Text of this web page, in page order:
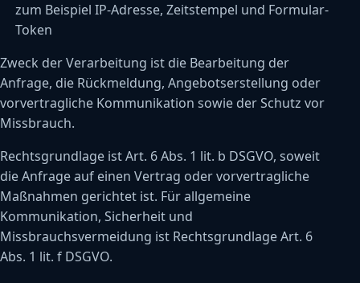
zum Beispiel IP-Adresse, Zeitstempel und Formular-
Token
Zweck der Verarbeitung ist die Bearbeitung der
Anfrage, die Rückmeldung, Angebotserstellung oder
vorvertragliche Kommunikation sowie der Schutz vor
Missbrauch.
Rechtsgrundlage ist Art. 6 Abs. 1 lit. b DSGVO, soweit
die Anfrage auf einen Vertrag oder vorvertragliche
Maßnahmen gerichtet ist. Für allgemeine
Kommunikation, Sicherheit und
Missbrauchsvermeidung ist Rechtsgrundlage Art. 6
Abs. 1 lit. f DSGVO.